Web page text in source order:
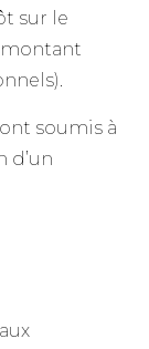
sur le
montant
soumis à
d’un